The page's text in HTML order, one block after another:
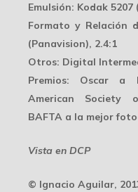
Emulsión: Kodak 5207
Formato y Relación
(Panavision), 2.4:1
Otros: Digital
Premios: Oscar a
American Society
BAFTA a la mejor
Vista en DCP
© Ignacio Aguilar,